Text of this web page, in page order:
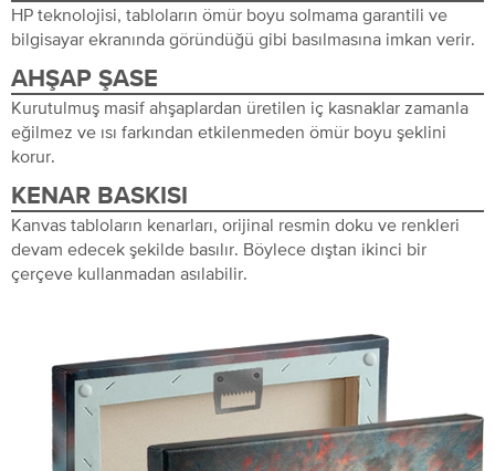
HP teknolojisi, tabloların ömür boyu solmama garantili ve
bilgisayar ekranında göründüğü gibi basılmasına imkan verir.
AHŞAP ŞASE
Kurutulmuş masif ahşaplardan üretilen iç kasnaklar zamanla
eğilmez ve ısı farkından etkilenmeden ömür boyu şeklini
korur.
KENAR BASKISI
Kanvas tabloların kenarları, orijinal resmin doku ve renkleri
devam edecek şekilde basılır. Böylece dıştan ikinci bir
çerçeve kullanmadan asılabilir.